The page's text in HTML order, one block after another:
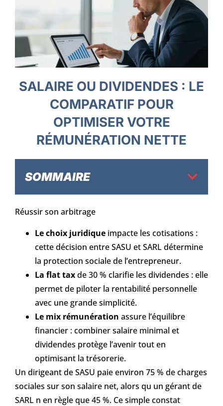
SALAIRE OU DIVIDENDES : LE
COMPARATIF POUR
OPTIMISER VOTRE
RÉMUNÉRATION NETTE
SOMMAIRE
Réussir son arbitrage
Le choix juridique impacte les cotisations :
cette décision entre SASU et SARL détermine
la protection sociale de l’entrepreneur.
La flat taxde 30 % clarifie les dividendes : elle
permet de piloter la rentabilité personnelle
avec une grande simplicité.
Le mix rémunération assure l’équilibre
financier : combiner salaire minimal et
dividendes protège l’avenir tout en
optimisant la trésorerie.
Un dirigeant de SASU paie environ 75 % de charges
sociales sur son salaire net, alors qu un gérant de
SARL n en règle que 45 %. Ce simple constat